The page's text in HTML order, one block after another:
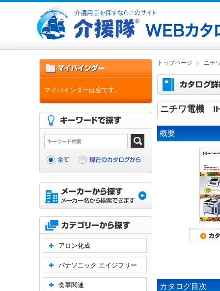
トップページ ニチ
ニチワ電機
概要
カタログ目次
マイバインダーは空です。
アロン化成
パナソニック エイジフリー
食事関連